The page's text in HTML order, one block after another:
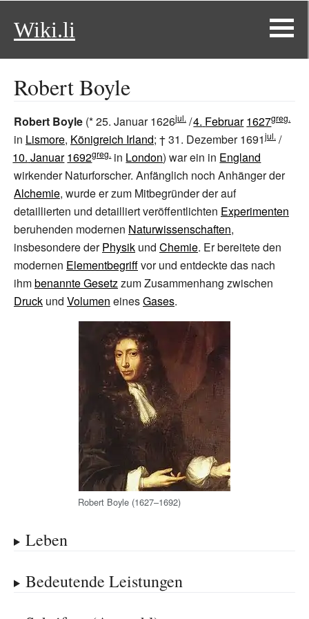
Wiki.li
Robert Boyle
Robert Boyle (*25. Januar 1626jul. /4. Februar1627greg.
in Lismore, Königreich Irland; †31. Dezember 1691jul. /
10. Januar1692greg.in London) war ein in England
wirkender Naturforscher. Anfänglich noch Anhänger der
Alchemie, wurde er zum Mitbegründer der auf
detaillierten und detailliert veröffentlichten Experimenten
beruhenden modernen Naturwissenschaften,
insbesondere derPhysik und Chemie. Er bereitete den
modernen Elementbegriffvor und entdeckte das nach
ihmbenannte Gesetzzum Zusammenhang zwischen
Druck und Volumen einesGases.
Robert Boyle (1627–1692)
Leben
Bedeutende Leistungen